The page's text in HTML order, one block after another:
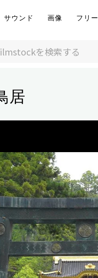
サウンド 画像 フリー
居